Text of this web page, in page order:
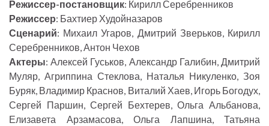
Режиссер-постановщик: Кирилл Серебренников
Режиссер: Бахтиер Худойназаров
Сценарий: Михаил Угаров, Дмитрий Зверьков, Кирилл
Серебренников, Антон Чехов
Актеры: Алексей Гуськов, Александр Галибин, Дмитрий
Муляр, Агриппина Стеклова, Наталья Никуленко, Зоя
Буряк, Владимир Краснов, Виталий Хаев, Игорь Богодух,
Сергей Паршин, Сергей Бехтерев, Ольга Альбанова,
Елизавета Арзамасова, Ольга Лапшина, Татьяна